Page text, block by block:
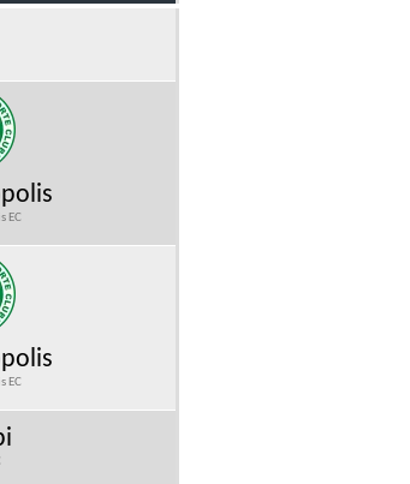
EC
EC